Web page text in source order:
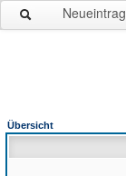
Neueintrag
Übersicht